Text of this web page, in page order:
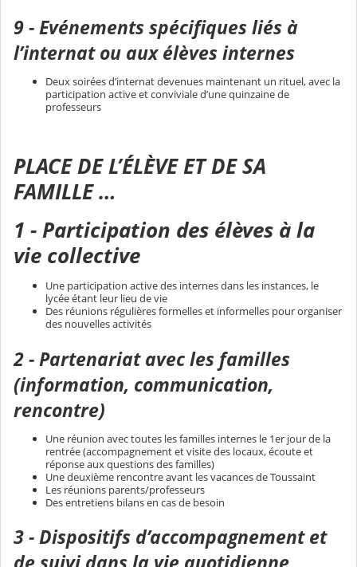
9 - Evénements spécifiques liés à
l’internat ou aux élèves internes
Deux soirées d’internat devenues maintenant un rituel, avec la
participation active et conviviale d’une quinzaine de
professeurs
PLACE DE L’ÉLÈVE ET DE SA
FAMILLE …
1 - Participation des élèves à la
vie collective
Une participation active des internes dans les instances, le
lycée étant leur lieu de vie
Des réunions régulières formelles et informelles pour organiser
des nouvelles activités
2 - Partenariat avec les familles
(information, communication,
rencontre)
Une réunion avec toutes les familles internes le 1er jour de la
rentrée (accompagnement et visite des locaux, écoute et
réponse aux questions des familles)
Une deuxième rencontre avant les vacances de Toussaint
Les réunions parents/professeurs
Des entretiens bilans en cas de besoin
3 - Dispositifs d’accompagnement et